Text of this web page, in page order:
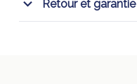
Retour et garantie